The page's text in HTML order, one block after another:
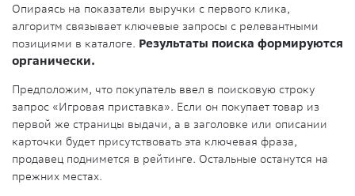
Опираясь на показатели выручки с первого клика,
алгоритм связывает ключевые запросы с релевантными
позициями в каталоге. Результаты поиска формируются
органически.
Предположим, что покупатель ввел в поисковую строку
запрос «Игровая приставка». Если он покупает товар из
первой же страницы выдачи, а в заголовке или описании
карточки будет присутствовать эта ключевая фраза,
продавец поднимется в рейтинге. Остальные останутся на
прежних местах.